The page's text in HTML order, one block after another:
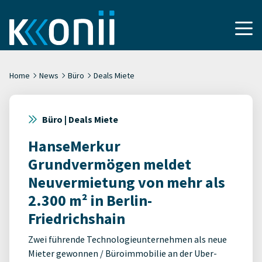
Home News Büro Deals Miete
Büro | Deals Miete
HanseMerkur
Grundvermögen meldet
Neuvermietung von mehr als
2.300 m² in Berlin-
Friedrichshain
Zwei führende Technologieunternehmen als neue
Mieter gewonnen / Büroimmobilie an der Uber-